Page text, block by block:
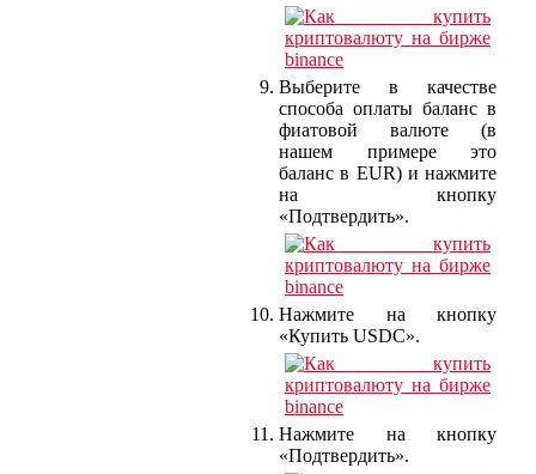
Выберите в качестве
способа оплаты баланс в
фиатовой валюте (в
нашем примере это
баланс в EUR) и нажмите
на кнопку
«Подтвердить».
Нажмите на кнопку
«Купить USDC».
Нажмите на кнопку
«Подтвердить».